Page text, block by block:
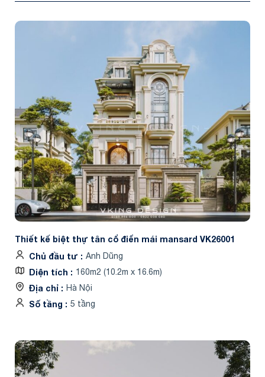
Thiết kế biệt thự tân cổ điển mái mansard VK26001
Chủ đầu tư
Anh Dũng
Diện tích 160m2 (10.2m x 16.6m)
Địa chỉ Hà Nội
Số tầng 5 tầng